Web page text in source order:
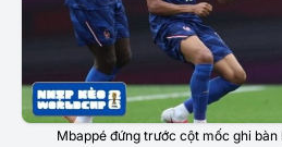
Mbappé đứng trước cột mốc ghi